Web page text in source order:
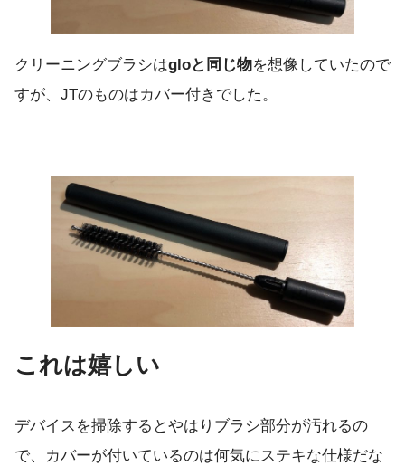
クリーニングブラシはgloと同じ物を想像していたので
すが、JTのものはカバー付きでした。
これは嬉しい
デバイスを掃除するとやはりブラシ部分が汚れるの
で、カバーが付いているのは何気にステキな仕様だな